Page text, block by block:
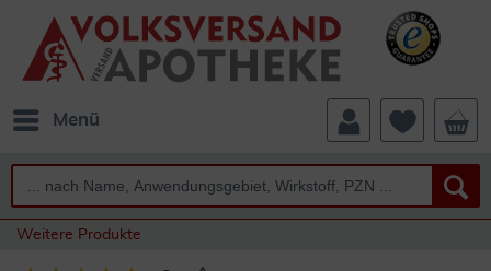
Menü
Weitere Produkte